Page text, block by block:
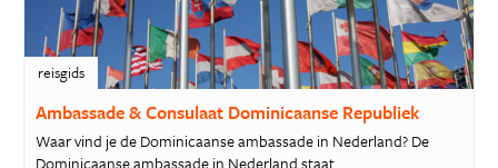
reisgids
Ambassade & Consulaat Dominicaanse Republiek
Waar vind je de Dominicaanse ambassade in Nederland? De
Dominicaanse ambassade in Nederland staat...